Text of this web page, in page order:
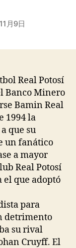
月9日
Real Potosí
Banco Minero
Bamin Real
1994 la
que su
un fanático
a mayor
Real Potosí
que adoptó
para
detrimento
su rival
Cruyff. El